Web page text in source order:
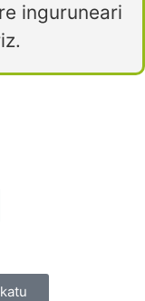
inguruneari